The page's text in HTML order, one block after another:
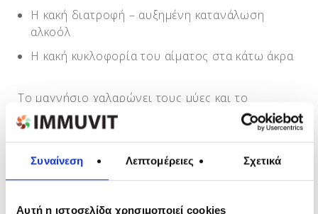
Συναίνεση Λεπτομέρειες Σχετικά
Αυτή η ιστοσελίδα χρησιμοποιεί cookies
Η κακή διατροφή – αυξημένη κατανάλωση
αλκοόλ
Η κακή κυκλοφορία του αίματος στα κάτω άκρα
Το μαγνήσιο χαλαρώνει τους μύες και το
ασβέστιο τούς συσπά. Το μαγνήσιο επιτρέπει
μόνο μία μικρή (αλλά απαραίτητη) ποσότητα
συνέχεια το οδηγεί έξω από αυτό. Όταν όμως
παρεμποδιστεί αυτή η διαδικασία, οι